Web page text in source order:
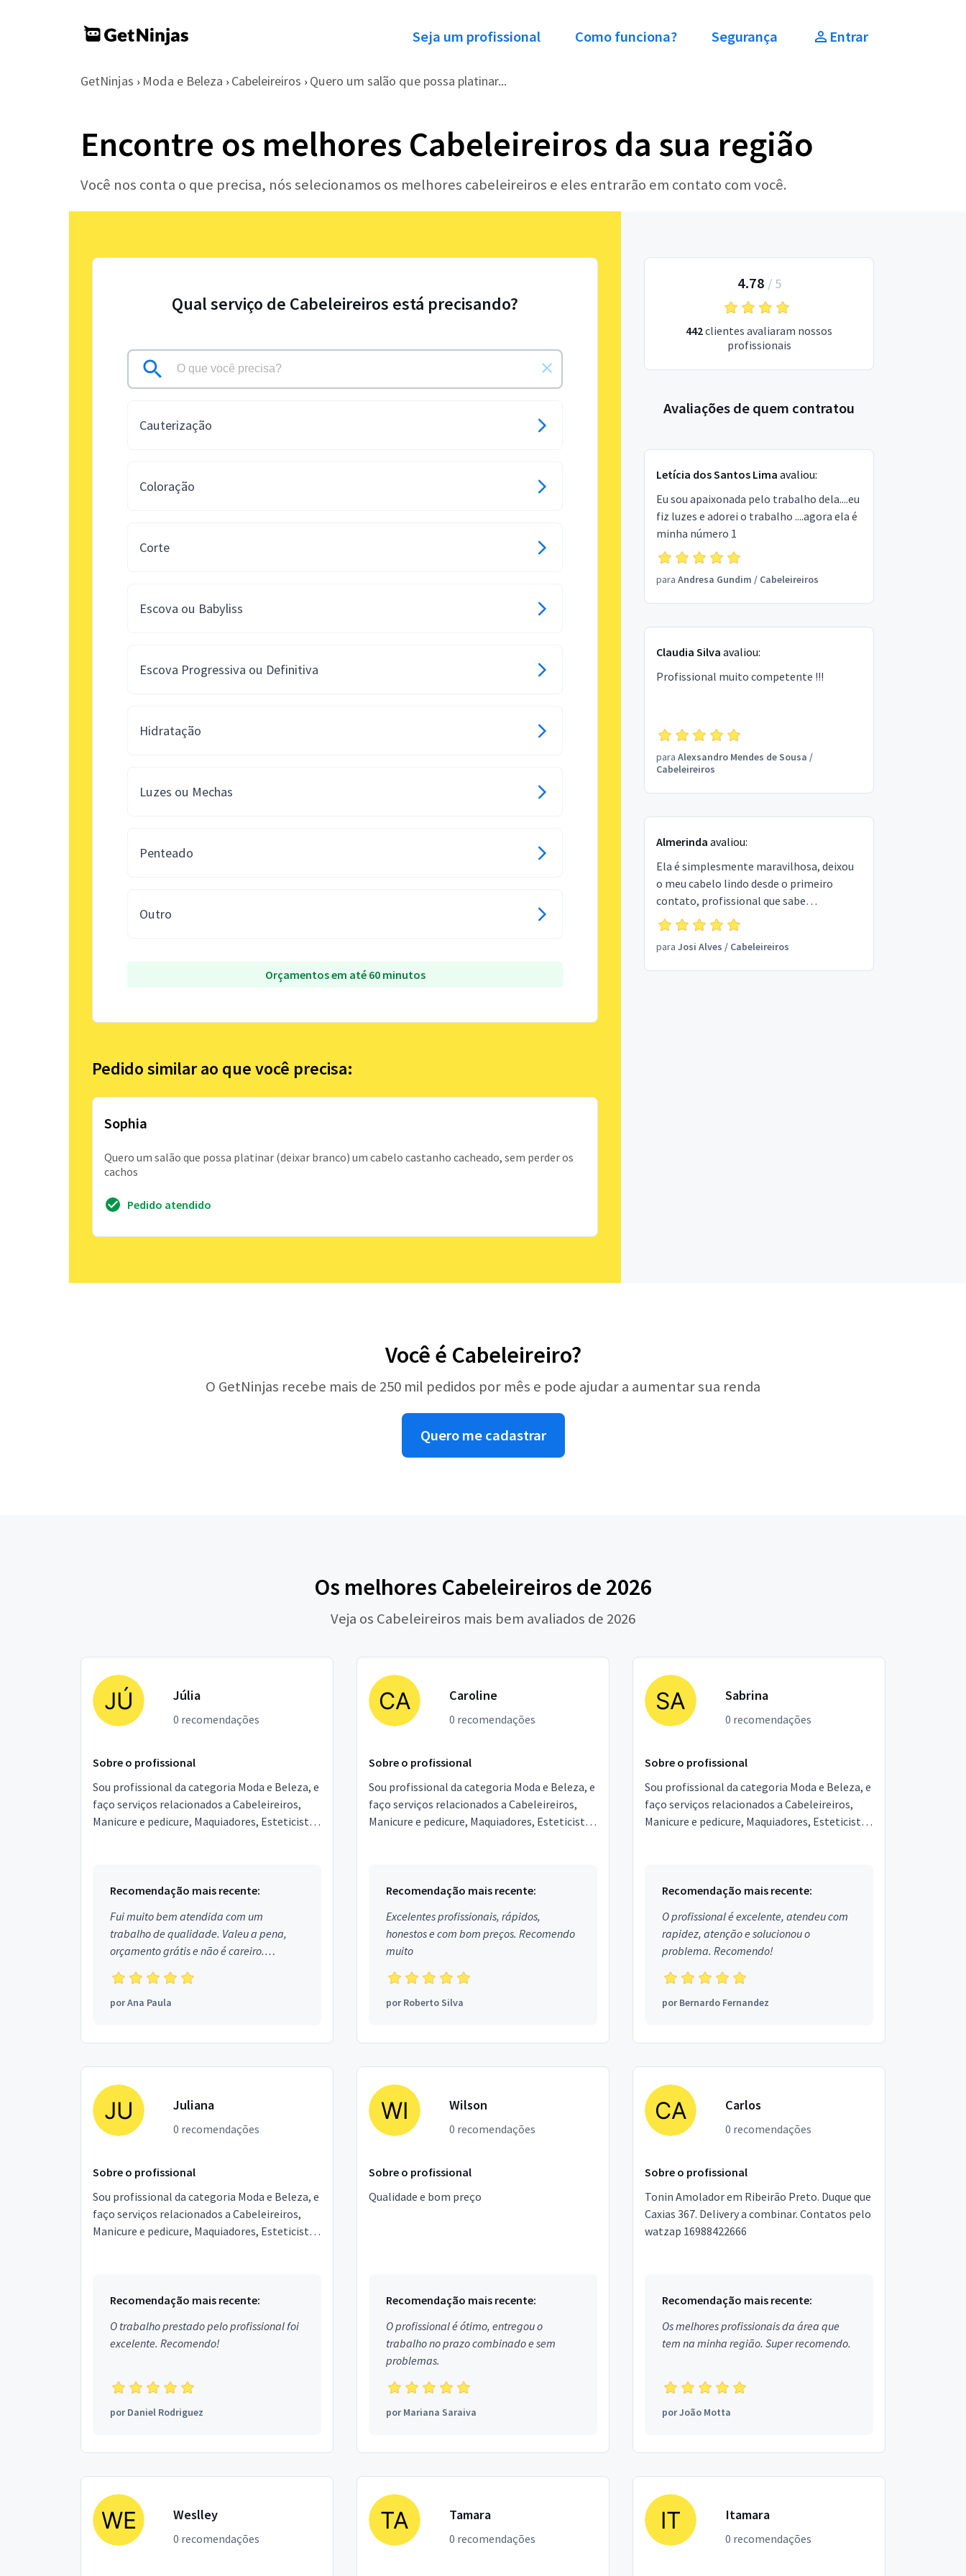
Seja um profissional Como funciona? Segurança Entrar
GetNinjas › Moda e Beleza › Cabeleireiros › Quero um salão que possa platinar...
Encontre os melhores Cabeleireiros da sua região
Você nos conta o que precisa, nós selecionamos os melhores cabeleireiros e eles entrarão em contato com você.
Qual serviço de Cabeleireiros está precisando?
Cauterização
Coloração
Corte
Escova ou Babyliss
Escova Progressiva ou Definitiva
Hidratação
Luzes ou Mechas
Penteado
Outro
Orçamentos em até 60 minutos
Pedido similar ao que você precisa:
Sophia
Quero um salão que possa platinar (deixar branco) um cabelo castanho cacheado, sem perder os
cachos
Pedido atendido
4.78 / 5
442clientes avaliaram nossos
profissionais
Avaliações de quem contratou
Letícia dos Santos Lima avaliou:
Eu sou apaixonada pelo trabalho dela....eu
fiz luzes e adorei o trabalho ....agora ela é
minha número 1
para Andresa Gundim / Cabeleireiros
Claudia Silva avaliou:
Profissional muito competente !!!
para Alexsandro Mendes de Sousa /
Cabeleireiros
Almerinda avaliou:
Ela é simplesmente maravilhosa, deixou
o meu cabelo lindo desde o primeiro
contato, profissional que sabe
exatamente o que está fazendo, além de
ser uma pessoa muito querida e do bem.
Sou apaixonada por ela.
para Josi Alves / Cabeleireiros
Você é Cabeleireiro?
O GetNinjas recebe mais de 250 mil pedidos por mês e pode ajudar a aumentar sua renda
Quero me cadastrar
Os melhores Cabeleireiros de 2026
Veja os Cabeleireiros mais bem avaliados de 2026
Júlia
0 recomendações
Sobre o profissional
Sou profissional da categoria Moda e Beleza, e
faço serviços relacionados a Cabeleireiros,
Manicure e pedicure, Maquiadores, Esteticista,
Recomendação mais recente:
Fui muito bem atendida com um
trabalho de qualidade. Valeu a pena,
orçamento grátis e não é careiro.
Obrigada!
porAna Paula
Caroline
0 recomendações
Sobre o profissional
Sou profissional da categoria Moda e Beleza, e
faço serviços relacionados a Cabeleireiros,
Manicure e pedicure, Maquiadores, Esteticista,
Recomendação mais recente:
Excelentes profissionais, rápidos,
honestos e com bom preços. Recomendo
muito
porRoberto Silva
Sabrina
0 recomendações
Sobre o profissional
Sou profissional da categoria Moda e Beleza, e
faço serviços relacionados a Cabeleireiros,
Manicure e pedicure, Maquiadores, Esteticista,
Recomendação mais recente:
O profissional é excelente, atendeu com
rapidez, atenção e solucionou o
problema. Recomendo!
porBernardo Fernandez
Juliana
0 recomendações
Sobre o profissional
Sou profissional da categoria Moda e Beleza, e
faço serviços relacionados a Cabeleireiros,
Manicure e pedicure, Maquiadores, Esteticista,
Recomendação mais recente:
O trabalho prestado pelo profissional foi
excelente. Recomendo!
porDaniel Rodriguez
Wilson
0 recomendações
Sobre o profissional
Qualidade e bom preço
Recomendação mais recente:
O profissional é ótimo, entregou o
trabalho no prazo combinado e sem
problemas.
porMariana Saraiva
Carlos
0 recomendações
Sobre o profissional
Tonin Amolador em Ribeirão Preto. Duque que
Caxias 367. Delivery a combinar. Contatos pelo
watzap 16988422666
Recomendação mais recente:
Os melhores profissionais da área que
tem na minha região. Super recomendo.
porJoão Motta
Weslley
0 recomendações
Tamara
0 recomendações
Itamara
0 recomendações